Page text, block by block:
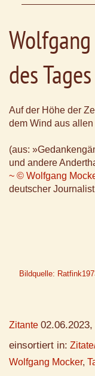
des
Auf der Höhe der
dem Wind aus
(aus:
und andere
~ © Wolfgang
deutscher
Bildquelle:
Zitante
einsortiert in:
Wolfgang Mocker,